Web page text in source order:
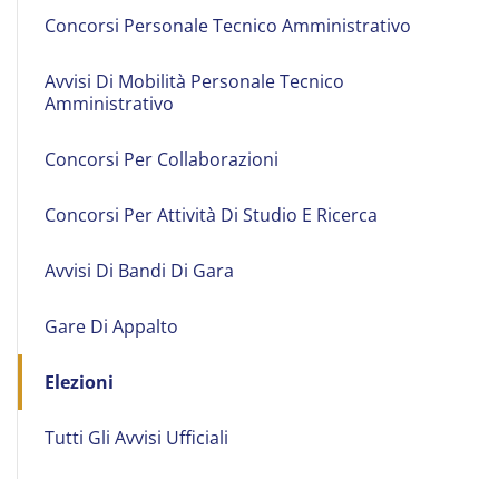
Concorsi Personale Tecnico Amministrativo
Avvisi Di Mobilità Personale Tecnico
Amministrativo
Concorsi Per Collaborazioni
Concorsi Per Attività Di Studio E Ricerca
Avvisi Di Bandi Di Gara
Gare Di Appalto
Elezioni
Tutti Gli Avvisi Ufficiali